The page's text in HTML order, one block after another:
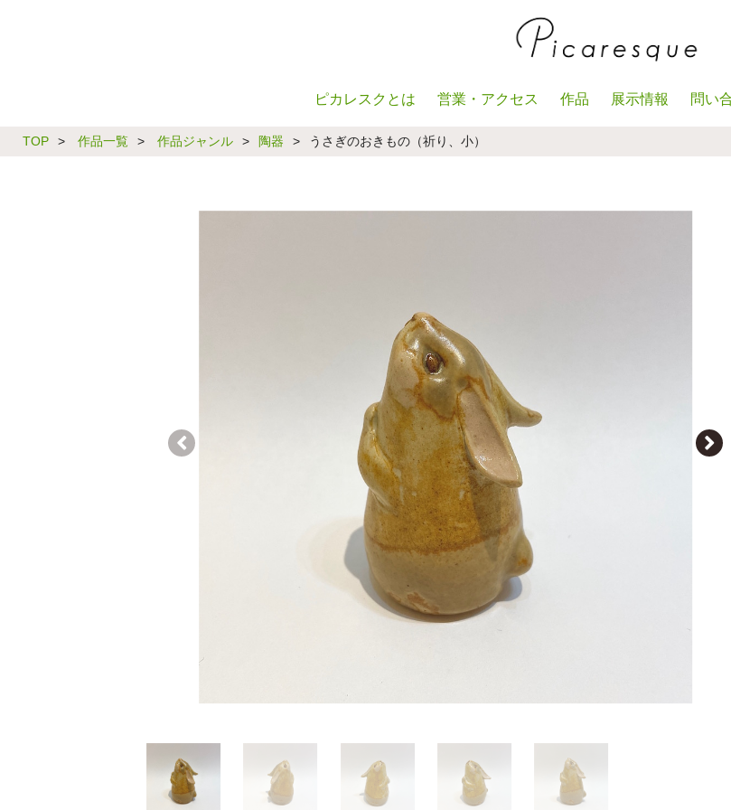
ピカレスクとは 営業・アクセス 作品 展示情報 問い
TOP > 作品一覧 > 作品ジャンル > 陶器 > うさぎのおきもの（祈り、小）